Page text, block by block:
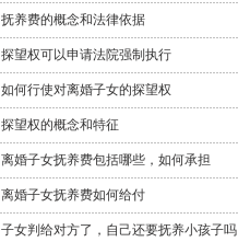
抚养费的概念和法律依据
探望权可以申请法院强制执行
如何行使对离婚子女的探望权
探望权的概念和特征
离婚子女抚养费包括哪些，如何承担
离婚子女抚养费如何给付
子女判给对方了，自己还要抚养小孩子吗